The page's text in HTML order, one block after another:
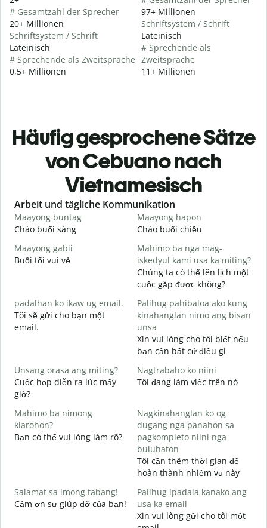
# Gesamtzahl der Sprecher
20+ Millionen
Schriftsystem / Schrift
Lateinisch
# Sprechende als Zweitsprache
0,5+ Millionen
97+ Millionen
Schriftsystem / Schrift
Lateinisch
# Sprechende als
Zweitsprache
11+ Millionen
Häufig gesprochene Sätze
von Cebuano nach
Vietnamesisch
Slide 1 of 6
Arbeit und tägliche Kommunikation
Maayong buntag
Chào buổi sáng
Maayong hapon
Chào buổi chiều
Maayong gabii
Buổi tối vui vẻ
Mahimo ba nga mag-
iskedyul kami usa ka miting?
Chúng ta có thể lên lịch một
cuộc gặp được không?
padalhan ko ikaw ug email.
Tôi sẽ gửi cho bạn một
email.
Palihug pahibaloa ako kung
kinahanglan nimo ang bisan
unsa
Xin vui lòng cho tôi biết nếu
bạn cần bất cứ điều gì
Unsang orasa ang miting?
Cuộc họp diễn ra lúc mấy
giờ?
Nagtrabaho ko niini
Tôi đang làm việc trên nó
Mahimo ba nimong
klarohon?
Bạn có thể vui lòng làm rõ?
Nagkinahanglan ko og
dugang nga panahon sa
pagkompleto niini nga
buluhaton
Tôi cần thêm thời gian để
hoàn thành nhiệm vụ này
Salamat sa imong tabang!
Cảm ơn sự giúp đỡ của bạn!
Palihug ipadala kanako ang
usa ka email
Xin vui lòng gửi cho tôi một